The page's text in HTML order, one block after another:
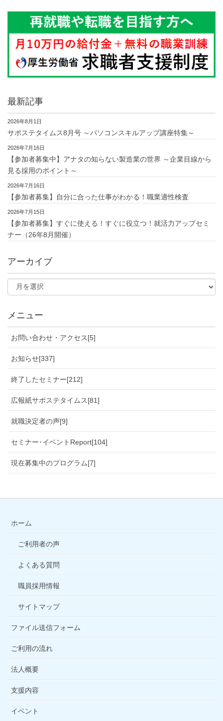
最新記事
2026年8月1日
サポステタイムス8月号 ～パソコンスキルアップ講座特集～
2026年7月16日
【参加者募集中】アナタの知らない製造業の世界 ～企業目線から
見る採用のポイント～
2026年7月16日
【参加者募集】自分に合った仕事がわかる！職業適性検査
2026年7月15日
【参加者募集】すぐに使える！すぐに役立つ！就活力アップセミ
ナー（26年8月開催）
アーカイブ
メニュー
お問い合わせ・アクセス[5]
お知らせ[337]
終了したセミナー[212]
広報紙サポステタイムス[81]
就職決定者の声[9]
セミナー･イベントReport[104]
現在募集中のプログラム[7]
ホーム
ご利用者の声
よくある質問
職員採用情報
サイトマップ
ファイル送信フォーム
ご利用の流れ
法人概要
支援内容
イベント